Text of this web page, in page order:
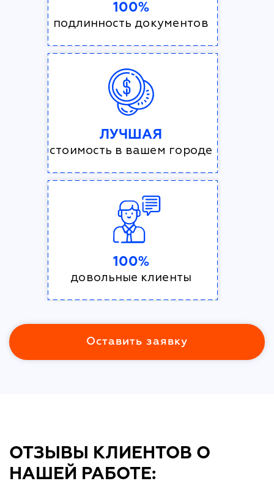
100%
подлинность документов
ЛУЧШАЯ
стоимость в вашем городе
100%
довольные клиенты
Оставить заявку
ОТЗЫВЫ КЛИЕНТОВ О
НАШЕЙ РАБОТЕ: